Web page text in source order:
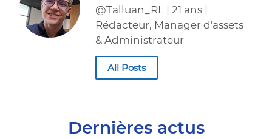
@Talluan_RL | 21 ans |
Rédacteur, Manager d'assets
& Administrateur
All Posts
Dernières actus